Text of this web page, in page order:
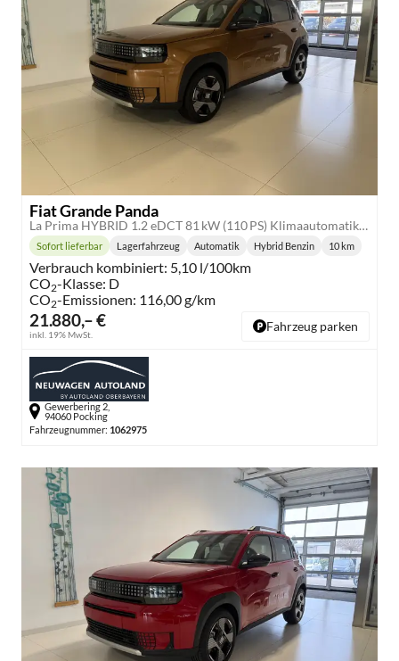
Fiat Grande Panda
La Prima HYBRID 1.2 eDCT 81 kW (110 PS) Klimaautomatik, Radio, DAB, Navigationssystem, Lenkradheizung, Sitzheizung, Induktionsladen für Smartphones, LED-Scheinwerfer, Lichtsensor, Regensensor, Tempomat, 17 Zoll Leichtmetallfelgen, uvm
21.880,– €
inkl. 19% MwSt.
Lieferzeit:
Sofort lieferbar Lagerfahrzeug
Getriebe:
Automatik
Kraftstoff:
Hybrid Benzin 10 km
Verbrauch kombiniert: 5,10 l/100km
CO2-Klasse: D
CO2-Emissionen: 116,00 g/km
Fahrzeug parken
Gewerbering 2,
94060 Pocking
Fahrzeugnummer: 1062975